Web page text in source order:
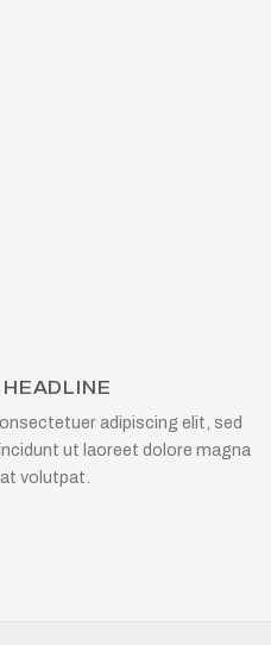
adipiscing elit, sed
ut laoreet dolore magna
volutpat.